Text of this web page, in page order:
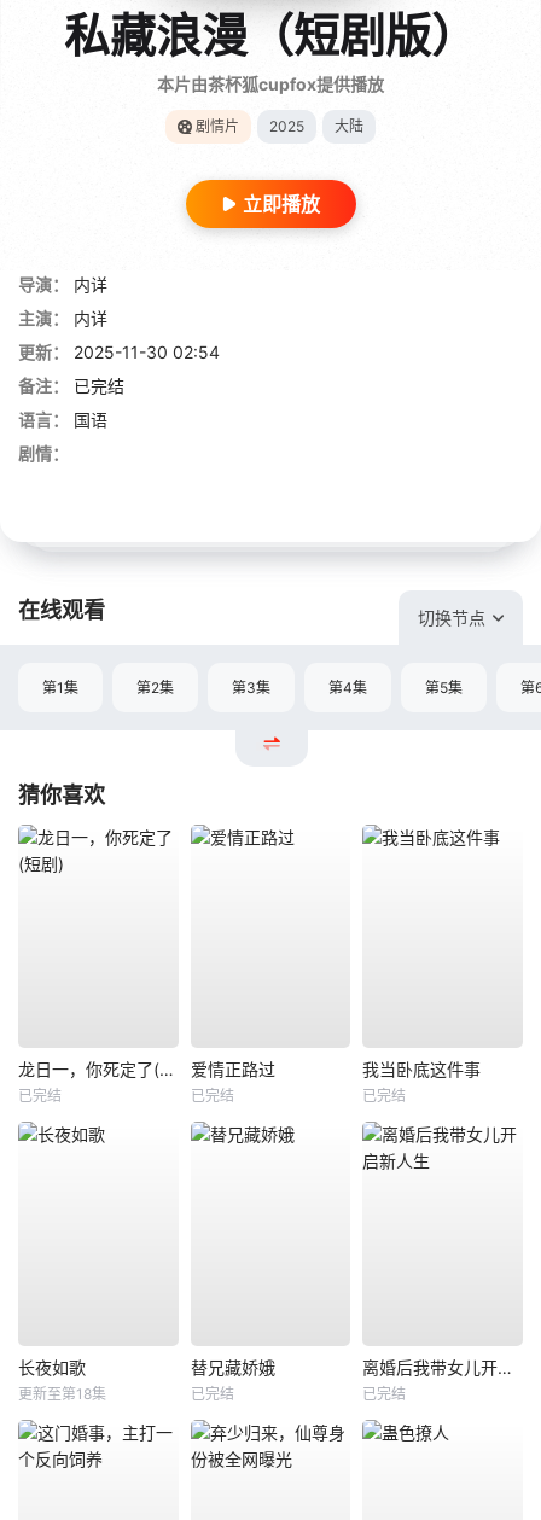
私藏浪漫（短剧版）
本片由茶杯狐cupfox提供播放
剧情片 2025 大陆
立即播放
导演：
内详
主演：
内详
更新：
2025-11-30 02:54
备注：
已完结
语言：
国语
剧情：
在线观看 切换节点
第1集 第2集 第3集 第4集 第5集 第
猜你喜欢
龙日一，你死定了(短剧)
已完结
爱情正路过
已完结
我当卧底这件事
已完结
长夜如歌
更新至第18集
替兄藏娇娥
已完结
离婚后我带女儿开启新人生
已完结